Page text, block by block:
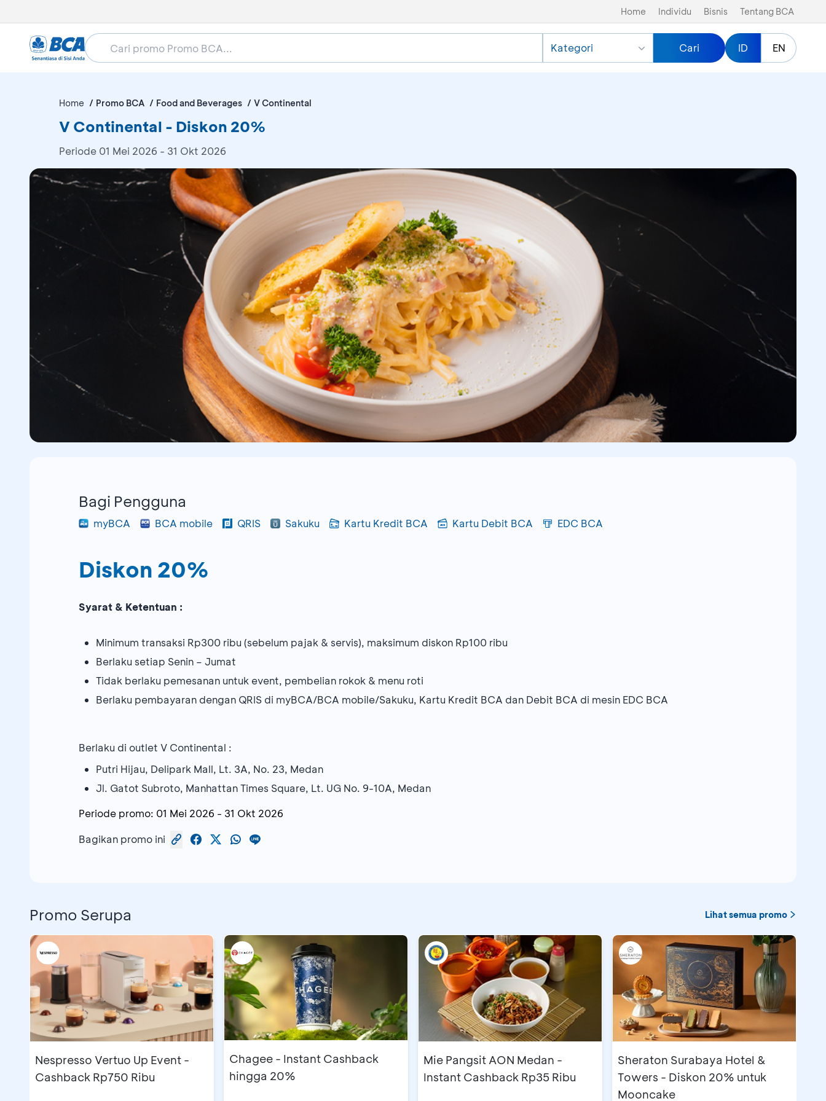
Home Individu Bisnis Tentang BCA
Kategori Cari ID EN
Home Promo BCA Food and Beverages V Continental
V Continental - Diskon 20%
Periode 01 Mei 2026 - 31 Okt 2026
Bagi Pengguna
myBCA BCA mobile QRIS Sakuku Kartu Kredit BCA Kartu Debit BCA EDC BCA
Diskon 20%
Syarat & Ketentuan :
Minimum transaksi Rp300 ribu (sebelum pajak & servis), maksimum diskon Rp100 ribu
Berlaku setiap Senin – Jumat
Tidak berlaku pemesanan untuk event, pembelian rokok & menu roti
Berlaku pembayaran dengan QRIS di myBCA/BCA mobile/Sakuku, Kartu Kredit BCA dan Debit BCA di mesin EDC BCA
Berlaku di outlet V Continental :
Putri Hijau, Delipark Mall, Lt. 3A, No. 23, Medan
Jl. Gatot Subroto, Manhattan Times Square, Lt. UG No. 9-10A, Medan
Periode promo: 01 Mei 2026 - 31 Okt 2026
Bagikan promo ini
Promo Serupa Lihat semua promo
Nespresso Vertuo Up Event -
Cashback Rp750 Ribu
Chagee - Instant Cashback
hingga 20%
Mie Pangsit AON Medan -
Instant Cashback Rp35 Ribu
Sheraton Surabaya Hotel &
Towers - Diskon 20% untuk
Mooncake